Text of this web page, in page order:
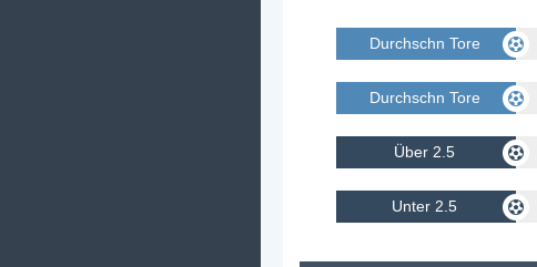
Durchschn Tore
Durchschn Tore Erhalten
Über 2.5
Unter 2.5